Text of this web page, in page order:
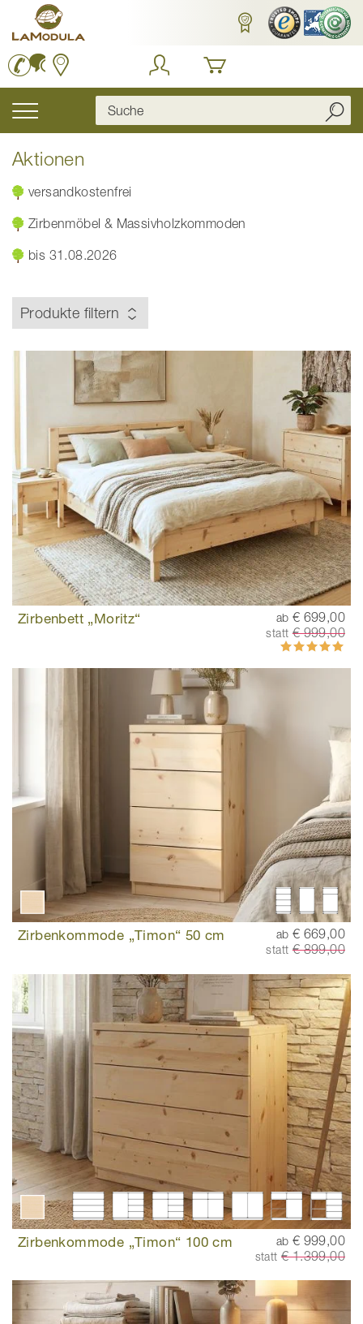
Inhalt
springen
Navigation
Aktionen
versandkostenfrei
Zirbenmöbel & Massivholzkommoden
bis 31.08.2026
Zirbenbett „Moritz“ ab € 699,00
statt€ 999,00
Bewertung:
98%
Zirbenkommode „Timon“ 50 cm ab € 669,00
statt€ 899,00
Zirbenkommode „Timon“ 100 cm ab € 999,00
statt € 1.399,00
Produkte filtern